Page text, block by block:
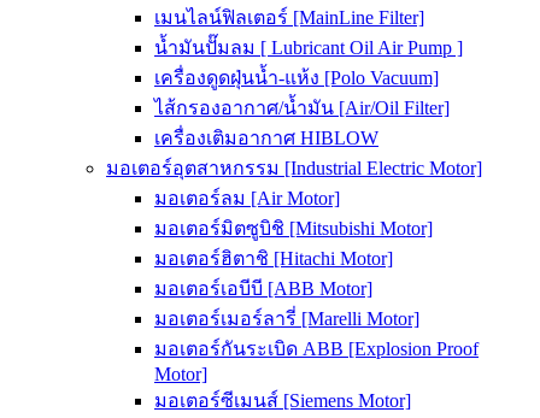
เมนไลน์ฟิลเตอร์ [MainLine Filter]
น้ำมันปั๊มลม [ Lubricant Oil Air Pump ]
เครื่องดูดฝุ่นน้ำ-แห้ง [Polo Vacuum]
ไส้กรองอากาศ/น้ำมัน [Air/Oil Filter]
เครื่องเติมอากาศ HIBLOW
มอเตอร์อุตสาหกรรม [Industrial Electric Motor]
มอเตอร์ลม [Air Motor]
มอเตอร์มิตซูบิชิ [Mitsubishi Motor]
มอเตอร์ฮิตาชิ [Hitachi Motor]
มอเตอร์เอบีบี [ABB Motor]
มอเตอร์เมอร์ลารี่ [Marelli Motor]
มอเตอร์กันระเบิด ABB [Explosion Proof
Motor]
มอเตอร์ซีเมนส์ [Siemens Motor]